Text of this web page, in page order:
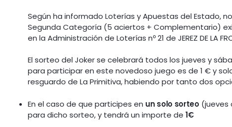
Según ha informado Loterías y Apuestas del Estado,
Segunda Categoría (5 aciertos + Complementario)
en la Administración de Loterías nº 21 de JEREZ DE LA
El sorteo del Joker se celebrará todos los jueves y
para participar en este novedoso juego es de 1 € y
resguardo de La Primitiva, habiendo por tanto dos
En el caso de que participes en un solo sorteo(jueves
para dicho sorteo, y tendrá un importe de1€